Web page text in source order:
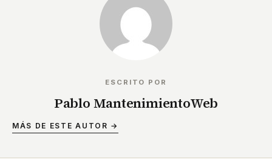
ESCRITO POR
Pablo MantenimientoWeb
MÁS DE ESTE AUTOR →